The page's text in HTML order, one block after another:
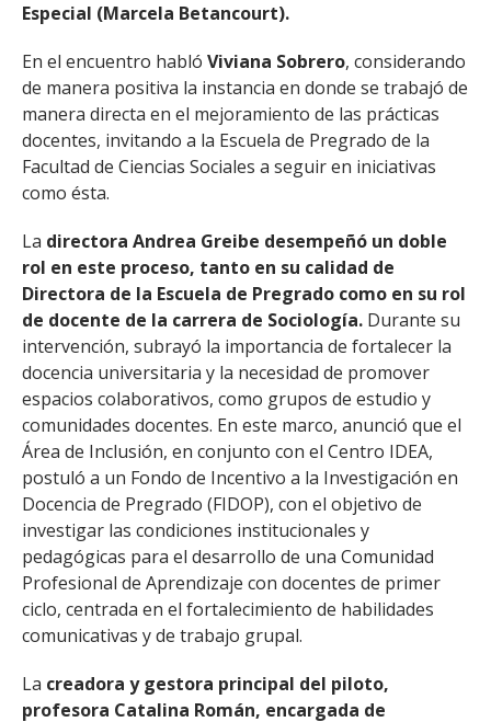
Especial (Marcela Betancourt).
En el encuentro habló Viviana Sobrero, considerando
de manera positiva la instancia en donde se trabajó de
manera directa en el mejoramiento de las prácticas
docentes, invitando a la Escuela de Pregrado de la
Facultad de Ciencias Sociales a seguir en iniciativas
como ésta.
La directora Andrea Greibe desempeñó un doble
rol en este proceso, tanto en su calidad de
Directora de la Escuela de Pregrado como en su rol
de docente de la carrera de Sociología. Durante su
intervención, subrayó la importancia de fortalecer la
docencia universitaria y la necesidad de promover
espacios colaborativos, como grupos de estudio y
comunidades docentes. En este marco, anunció que el
Área de Inclusión, en conjunto con el Centro IDEA,
postuló a un Fondo de Incentivo a la Investigación en
Docencia de Pregrado (FIDOP), con el objetivo de
investigar las condiciones institucionales y
pedagógicas para el desarrollo de una Comunidad
Profesional de Aprendizaje con docentes de primer
ciclo, centrada en el fortalecimiento de habilidades
comunicativas y de trabajo grupal.
La creadora y gestora principal del piloto,
profesora Catalina Román, encargada de